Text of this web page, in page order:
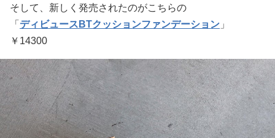
そして、新しく発売されたのがこちらの
「 ディビュースBTクッションファンデーション 」
￥14300